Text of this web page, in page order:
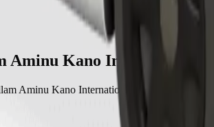
Omega Pool to Keke, którego koszt wyniesie
ok. 2020,40 NGN NGN.
Aminu Kano International
Aminu Kano International Airport do innych